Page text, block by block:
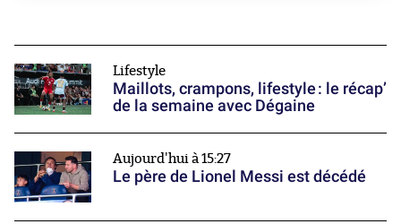
Lifestyle
Maillots, crampons, lifestyle : le récap’
de la semaine avec Dégaine
Aujourd'hui à 15:27
Le père de Lionel Messi est décédé